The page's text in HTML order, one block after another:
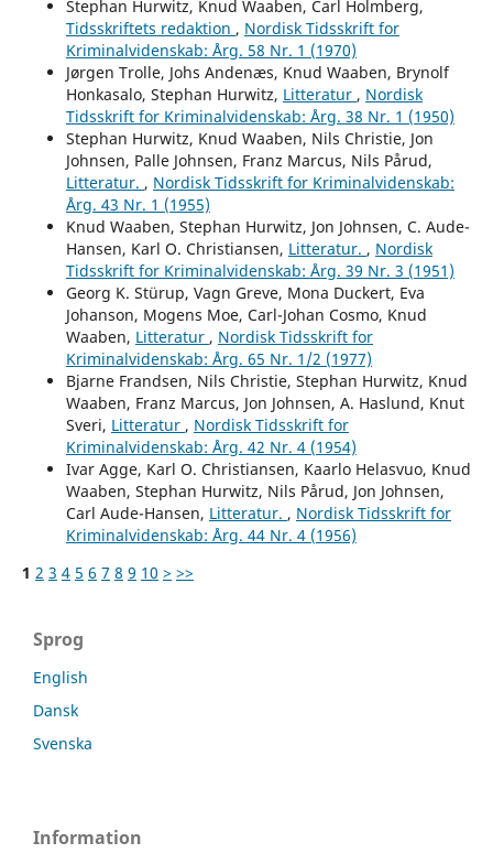
Stephan Hurwitz, Knud Waaben, Carl Holmberg,
Tidsskriftets redaktion , Nordisk Tidsskrift for
Kriminalvidenskab: Årg. 58 Nr. 1 (1970)
Jørgen Trolle, Johs Andenæs, Knud Waaben, Brynolf
Honkasalo, Stephan Hurwitz, Litteratur , Nordisk
Tidsskrift for Kriminalvidenskab: Årg. 38 Nr. 1 (1950)
Stephan Hurwitz, Knud Waaben, Nils Christie, Jon
Johnsen, Palle Johnsen, Franz Marcus, Nils Pårud,
Litteratur. , Nordisk Tidsskrift for Kriminalvidenskab:
Årg. 43 Nr. 1 (1955)
Knud Waaben, Stephan Hurwitz, Jon Johnsen, C. Aude-
Hansen, Karl O. Christiansen, Litteratur. , Nordisk
Tidsskrift for Kriminalvidenskab: Årg. 39 Nr. 3 (1951)
Georg K. Stürup, Vagn Greve, Mona Duckert, Eva
Johanson, Mogens Moe, Carl-Johan Cosmo, Knud
Waaben, Litteratur , Nordisk Tidsskrift for
Kriminalvidenskab: Årg. 65 Nr. 1/2 (1977)
Bjarne Frandsen, Nils Christie, Stephan Hurwitz, Knud
Waaben, Franz Marcus, Jon Johnsen, A. Haslund, Knut
Sveri, Litteratur , Nordisk Tidsskrift for
Kriminalvidenskab: Årg. 42 Nr. 4 (1954)
Ivar Agge, Karl O. Christiansen, Kaarlo Helasvuo, Knud
Waaben, Stephan Hurwitz, Nils Pårud, Jon Johnsen,
Carl Aude-Hansen, Litteratur. , Nordisk Tidsskrift for
Kriminalvidenskab: Årg. 44 Nr. 4 (1956)
1 2 3 4 5 6 7 8 9 10 > >>
Sprog
English
Dansk
Svenska
Information